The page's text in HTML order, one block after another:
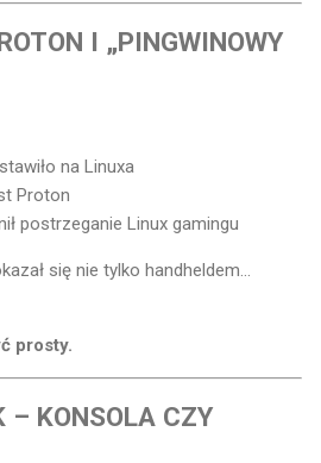
I „PINGWINOWY
na Linuxa
Proton
postrzeganie Linux gamingu
się nie tylko handheldem…
prosty.
– KONSOLA CZY